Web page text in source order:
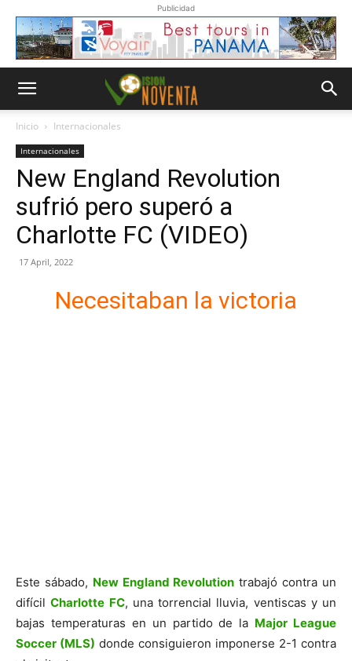
Publicidad
Inicio Internacionales
Internacionales
New England Revolution
sufrió pero superó a
Charlotte FC (VIDEO)
17 April, 2022
Necesitaban la victoria
Este sábado, New England Revolution trabajó contra un
difícilCharlotte FC, una torrencial lluvia, ventiscas y un
bajas temperaturas en un partido de la Major League
Soccer (MLS) donde consiguieron imponerse 2-1 contra